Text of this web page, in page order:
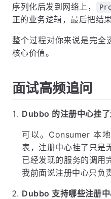
序列化后发到网络上，
正的业务逻辑，最后把结
整个过程对你来说是完全
核心价值。
面试高频追问
Dubbo 的注册中心挂了
可以。Consumer 本
表，注册中心挂了只是
已经发现的服务的调用
我前面说注册中心只负
Dubbo 支持哪些注册中